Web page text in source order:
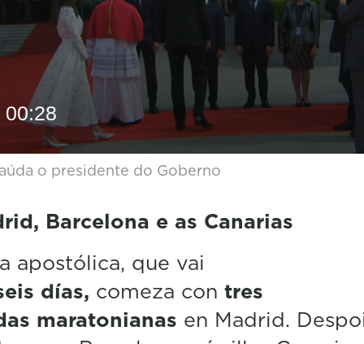
00:28
o presidente do Goberno
Barcelona e as Canarias
apostólica, que vai
días, comeza con tres
maratonianas en Madrid.